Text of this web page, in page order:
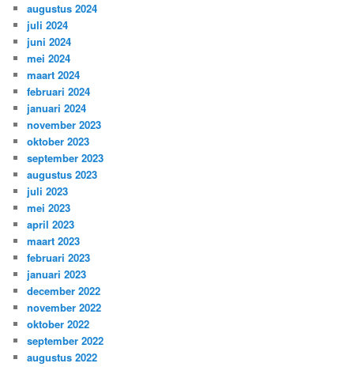
augustus 2024
juli 2024
juni 2024
mei 2024
maart 2024
februari 2024
januari 2024
november 2023
oktober 2023
september 2023
augustus 2023
juli 2023
mei 2023
april 2023
maart 2023
februari 2023
januari 2023
december 2022
november 2022
oktober 2022
september 2022
augustus 2022